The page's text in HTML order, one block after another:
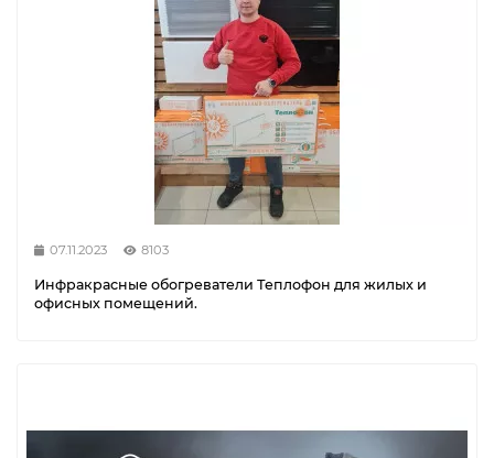
07.11.2023 8103
Инфракрасные обогреватели Теплофон для жилых и
офисных помещений.